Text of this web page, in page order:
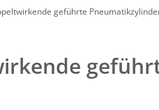
geführte